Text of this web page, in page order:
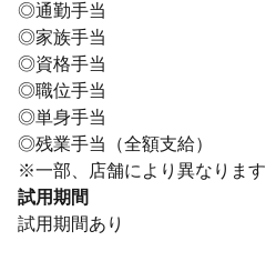
◎通勤手当
◎家族手当
◎資格手当
◎職位手当
◎単身手当
◎残業手当（全額支給）
※一部、店舗により異なります
試用期間
試用期間あり